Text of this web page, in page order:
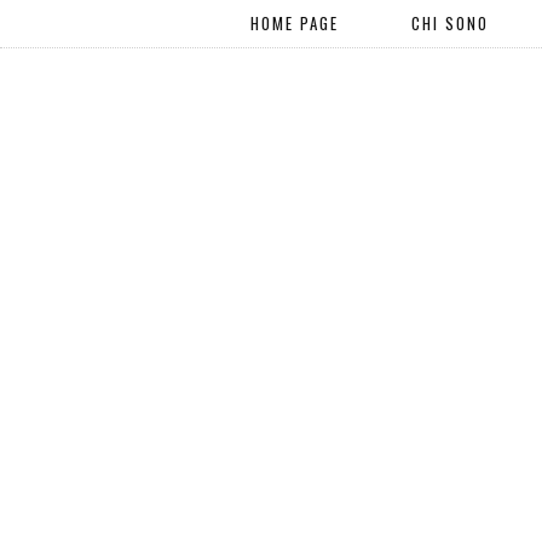
HOME PAGE CHI SONO